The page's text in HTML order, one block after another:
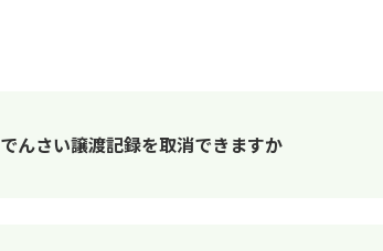
でんさい譲渡記録を取消できますか